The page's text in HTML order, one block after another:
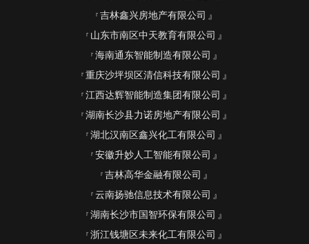
吉林鑫兴房地产有限公司
山东市南区中天教育有限公司
海南通东智能制造有限公司
重庆沙坪坝区清信科技有限公司
江西达辉智能制造集团有限公司
湖南长沙县力诺房地产有限公司
湖北汉南区鑫兴化工有限公司
安徽升妙人工智能有限公司
吉林高华金融有限公司
云南扬驰信息技术有限公司
湖南长沙市国智环保有限公司
浙江钱塘区未来化工有限公司